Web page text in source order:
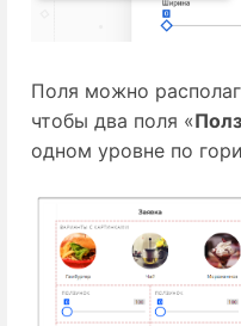
Поля можно
чтобы два поля «
одном уровне по